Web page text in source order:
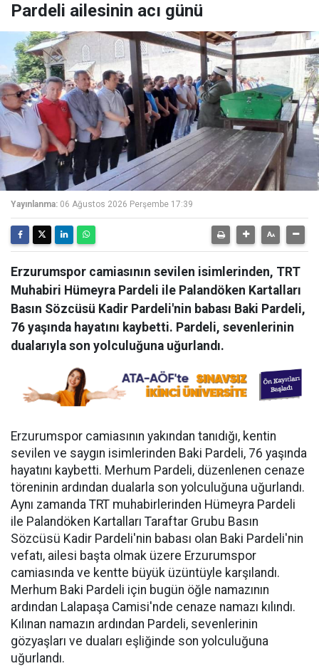
Pardeli ailesinin acı günü
Yayınlanma: 06 Ağustos 2026 Perşembe 17:39
Erzurumspor camiasının sevilen isimlerinden, TRT
Muhabiri Hümeyra Pardeli ile Palandöken Kartalları
Basın Sözcüsü Kadir Pardeli'nin babası Baki Pardeli,
76 yaşında hayatını kaybetti. Pardeli, sevenlerinin
dualarıyla son yolculuğuna uğurlandı.
Erzurumspor camiasının yakından tanıdığı, kentin
sevilen ve saygın isimlerinden Baki Pardeli, 76 yaşında
hayatını kaybetti. Merhum Pardeli, düzenlenen cenaze
töreninin ardından dualarla son yolculuğuna uğurlandı.
Aynı zamanda TRT muhabirlerinden Hümeyra Pardeli
ile Palandöken Kartalları Taraftar Grubu Basın
Sözcüsü Kadir Pardeli'nin babası olan Baki Pardeli'nin
vefatı, ailesi başta olmak üzere Erzurumspor
camiasında ve kentte büyük üzüntüyle karşılandı.
Merhum Baki Pardeli için bugün öğle namazının
ardından Lalapaşa Camisi'nde cenaze namazı kılındı.
Kılınan namazın ardından Pardeli, sevenlerinin
gözyaşları ve duaları eşliğinde son yolculuğuna
uğurlandı.